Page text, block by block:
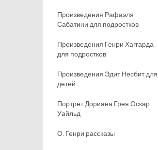
Произведения Рафаэля
Сабатини для подростков
Произведения Генри Хаггарда
для подростков
Произведения Эдит Несбит для
детей
Портрет Дориана Грея Оскар
Уайльд
О. Генри рассказы